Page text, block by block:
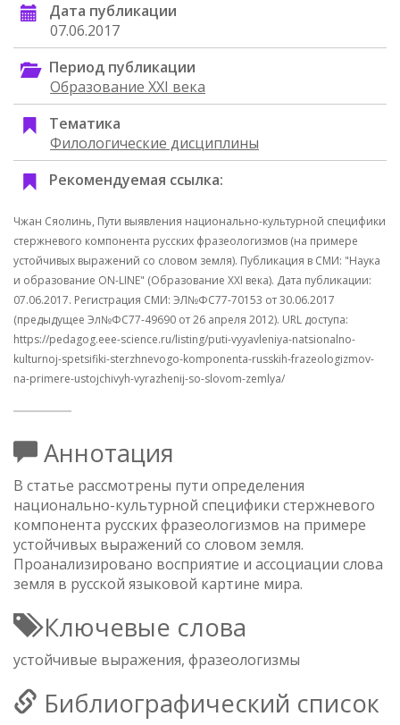
Дата публикации
07.06.2017
Период публикации
Образование XXI века
Тематика
Филологические дисциплины
Рекомендуемая ссылка:
Чжан Сяолинь, Пути выявления национально-культурной специфики
стержневого компонента русских фразеологизмов (на примере
устойчивых выражений со словом земля). Публикация в СМИ: "Наука
и образование ON-LINE" (Образование XXI века). Дата публикации:
07.06.2017. Регистрация СМИ: ЭЛ№ФС77-70153 от 30.06.2017
(предыдущее Эл№ФC77-49690 от 26 апреля 2012). URL доступа:
https://pedagog.eee-science.ru/listing/puti-vyyavleniya-natsionalno-
kulturnoj-spetsifiki-sterzhnevogo-komponenta-russkih-frazeologizmov-
na-primere-ustojchivyh-vyrazhenij-so-slovom-zemlya/
Аннотация
В статье рассмотрены пути определения
национально-культурной специфики стержневого
компонента русских фразеологизмов на примере
устойчивых выражений со словом земля.
Проанализировано восприятие и ассоциации слова
земля в русской языковой картине мира.
Ключевые слова
устойчивые выражения, фразеологизмы
Библиографический список